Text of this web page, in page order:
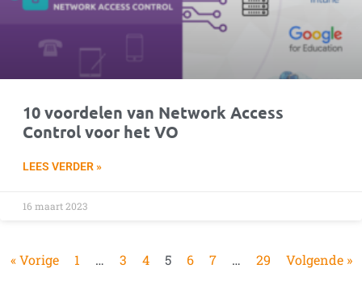
10 voordelen van Network Access
Control voor het VO
LEES VERDER »
16 maart 2023
« Vorige 1 … 3 4 5 6 7 … 29 Volgende »